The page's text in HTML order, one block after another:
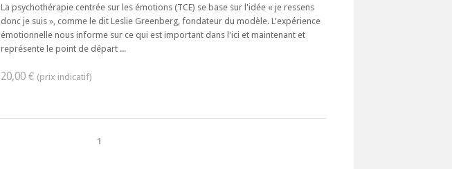
La psychothérapie centrée sur les émotions (TCE) se base sur l'idée « je ressens
donc je suis », comme le dit Leslie Greenberg, fondateur du modèle. L'expérience
émotionnelle nous informe sur ce qui est important dans l'ici et maintenant et
représente le point de départ ...
20,00 €
1